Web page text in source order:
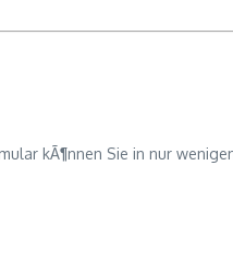
kÃ¶nnen Sie in nur